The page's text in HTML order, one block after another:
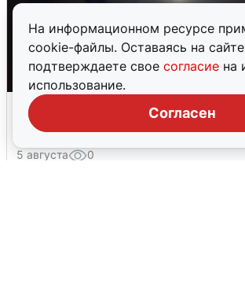
На информационном ресурсе
cookie-файлы. Оставаясь на
подтверждаете свое согласие на
использование.
Согласен
Взрывы в Воронеже после
тревоги
5 августа 0